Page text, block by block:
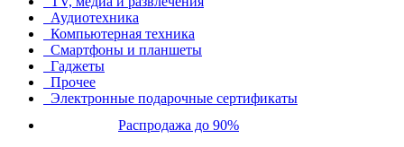
Аудиотехника
Компьютерная техника
Смартфоны и планшеты
Гаджеты
Прочее
Электронные подарочные сертификаты
Распродажа до 90%